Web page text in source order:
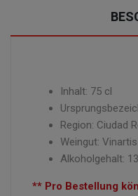
Inhalt: 75 cl
Region: Ciudad
Weingut: Vinartis
Alkoholgehalt:
** Pro Bestellung